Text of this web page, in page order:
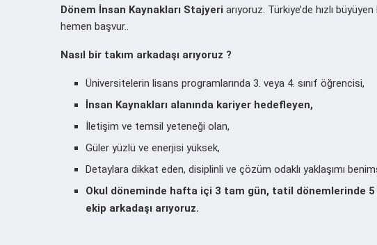
Dönem İnsan Kaynakları Stajyeri arıyoruz. Türkiye’de hızlı
hemen başvur..
Nasıl bir takım arkadaşı arıyoruz ?
Üniversitelerin lisans programlarında 3. veya 4. sınıf öğrencisi,
İnsan Kaynakları alanında kariyer hedefleyen,
İletişim ve temsil yeteneği olan,
Güler yüzlü ve enerjisi yüksek,
Detaylara dikkat eden, disiplinli ve çözüm odaklı yaklaşımı
Okul döneminde hafta içi 3 tam gün, tatil dönemlerinde
ekip arkadaşı arıyoruz.